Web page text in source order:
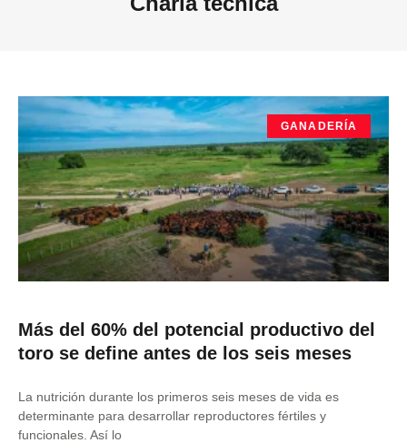
GANADERÍA
Más del 60% del potencial productivo del
toro se define antes de los seis meses
La nutrición durante los primeros seis meses de vida es
determinante para desarrollar reproductores fértiles y
funcionales. Así lo